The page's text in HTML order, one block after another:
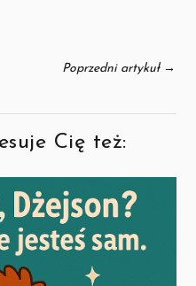
Poprzedni artykuł→
Cię też: